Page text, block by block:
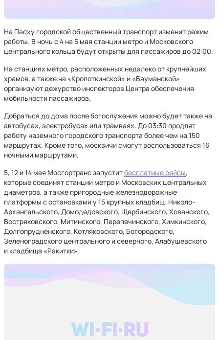
На Пасху городской общественный транспорт изменит режим
работы. В ночь с 4 на 5 мая станции метро и Московского
центрального кольца будут открыты для пассажиров до 02:00.
На станциях метро, расположенных недалеко от крупнейших
храмов, а также на «Кропоткинской» и «Бауманской»
организуют дежурство инспекторов Центра обеспечения
мобильности пассажиров.
Добраться до дома после богослужения можно будет также на
автобусах, электробусах или трамваях. До 03:30 продлят
работу наземного городского транспорта более чем на 150
маршрутах. Кроме того, москвичи смогут воспользоваться 16
ночными маршрутами.
5, 12 и 14 мая Мосгортранс запуститбесплатные рейсы,
которые соединят станции метро и Московских центральных
диаметров, а также пригородные железнодорожные
платформы с остановками у 15 крупных кладбищ: Николо-
Архангельского, Домодедовского, Щербинского, Хованского,
Востряковского, Митинского, Перепечинского, Химкинского,
Долгопрудненского, Котляковского, Богородского,
Зеленоградского центрального и северного, Алабушевского
и кладбища «Ракитки».